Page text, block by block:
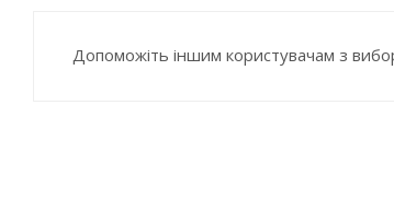
Допоможіть іншим користувачам з